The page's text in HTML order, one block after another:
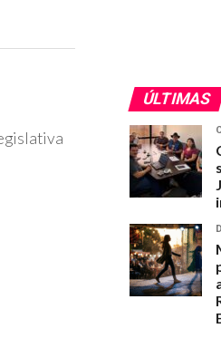
ÚLTIMAS